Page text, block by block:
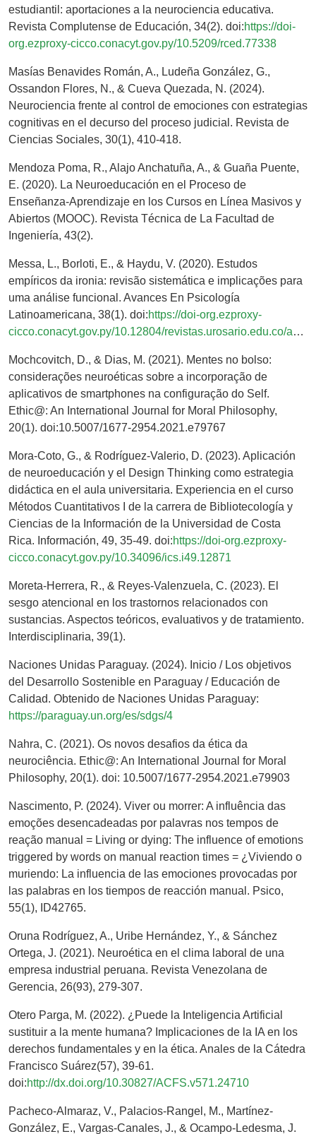
estudiantil: aportaciones a la neurociencia educativa.
Revista Complutense de Educación, 34(2). doi:https://doi-
org.ezproxy-cicco.conacyt.gov.py/10.5209/rced.77338
Masías Benavides Román, A., Ludeña González, G.,
Ossandon Flores, N., & Cueva Quezada, N. (2024).
Neurociencia frente al control de emociones con estrategias
cognitivas en el decurso del proceso judicial. Revista de
Ciencias Sociales, 30(1), 410-418.
Mendoza Poma, R., Alajo Anchatuña, A., & Guaña Puente,
E. (2020). La Neuroeducación en el Proceso de
Enseñanza-Aprendizaje en los Cursos en Línea Masivos y
Abiertos (MOOC). Revista Técnica de La Facultad de
Ingeniería, 43(2).
Messa, L., Borloti, E., & Haydu, V. (2020). Estudos
empíricos da ironia: revisão sistemática e implicações para
uma análise funcional. Avances En Psicología
Latinoamericana, 38(1). doi:https://doi-org.ezproxy-
cicco.conacyt.gov.py/10.12804/revistas.urosario.edu.co/apl/a.6132
Mochcovitch, D., & Dias, M. (2021). Mentes no bolso:
considerações neuroéticas sobre a incorporação de
aplicativos de smartphones na configuração do Self.
Ethic@: An International Journal for Moral Philosophy,
20(1). doi:10.5007/1677-2954.2021.e79767
Mora-Coto, G., & Rodríguez-Valerio, D. (2023). Aplicación
de neuroeducación y el Design Thinking como estrategia
didáctica en el aula universitaria. Experiencia en el curso
Métodos Cuantitativos I de la carrera de Bibliotecología y
Ciencias de la Información de la Universidad de Costa
Rica. Información, 49, 35-49. doi:https://doi-org.ezproxy-
cicco.conacyt.gov.py/10.34096/ics.i49.12871
Moreta-Herrera, R., & Reyes-Valenzuela, C. (2023). El
sesgo atencional en los trastornos relacionados con
sustancias. Aspectos teóricos, evaluativos y de tratamiento.
Interdisciplinaria, 39(1).
Naciones Unidas Paraguay. (2024). Inicio / Los objetivos
del Desarrollo Sostenible en Paraguay / Educación de
Calidad. Obtenido de Naciones Unidas Paraguay:
https://paraguay.un.org/es/sdgs/4
Nahra, C. (2021). Os novos desafios da ética da
neurociência. Ethic@: An International Journal for Moral
Philosophy, 20(1). doi: 10.5007/1677-2954.2021.e79903
Nascimento, P. (2024). Viver ou morrer: A influência das
emoções desencadeadas por palavras nos tempos de
reação manual = Living or dying: The influence of emotions
triggered by words on manual reaction times = ¿Viviendo o
muriendo: La influencia de las emociones provocadas por
las palabras en los tiempos de reacción manual. Psico,
55(1), ID42765.
Oruna Rodríguez, A., Uribe Hernández, Y., & Sánchez
Ortega, J. (2021). Neuroética en el clima laboral de una
empresa industrial peruana. Revista Venezolana de
Gerencia, 26(93), 279-307.
Otero Parga, M. (2022). ¿Puede la Inteligencia Artificial
sustituir a la mente humana? Implicaciones de la IA en los
derechos fundamentales y en la ética. Anales de la Cátedra
Francisco Suárez(57), 39-61.
doi:http://dx.doi.org/10.30827/ACFS.v571.24710
Pacheco-Almaraz, V., Palacios-Rangel, M., Martínez-
González, E., Vargas-Canales, J., & Ocampo-Ledesma, J.